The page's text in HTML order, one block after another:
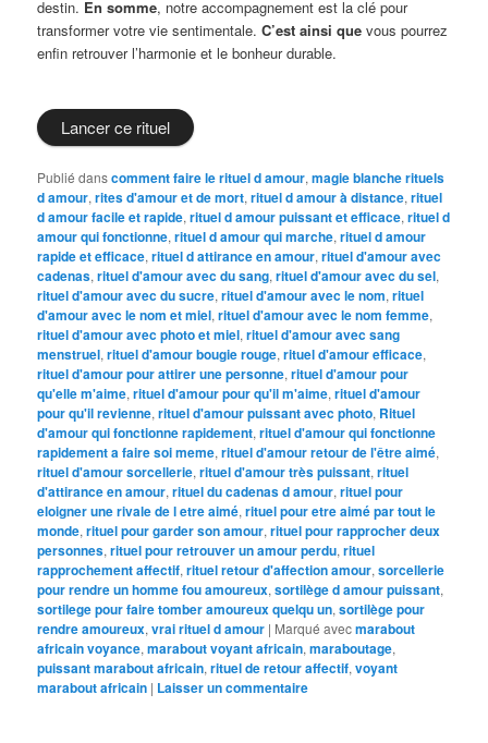
destin. En somme, notre accompagnement est la clé pour
transformer votre vie sentimentale.C’est ainsi que vous pourrez
enfin retrouver l’harmonie et le bonheur durable.
Lancer ce rituel
Publié danscomment faire le rituel d amour,magie blanche rituels
d amour,rites d'amour et de mort,rituel d amour à distance,rituel
d amour facile et rapide,rituel d amour puissant et efficace,rituel d
amour qui fonctionne,rituel d amour qui marche,rituel d amour
rapide et efficace,rituel d attirance en amour,rituel d'amour avec
cadenas,rituel d'amour avec du sang,rituel d'amour avec du sel,
rituel d'amour avec du sucre,rituel d'amour avec le nom,rituel
d'amour avec le nom et miel,rituel d'amour avec le nom femme,
rituel d'amour avec photo et miel,rituel d'amour avec sang
menstruel,rituel d'amour bougie rouge,rituel d'amour efficace,
rituel d'amour pour attirer une personne,rituel d'amour pour
qu'elle m'aime,rituel d'amour pour qu'il m'aime,rituel d'amour
pour qu'il revienne,rituel d'amour puissant avec photo, Rituel
d'amour qui fonctionne rapidement,rituel d'amour qui fonctionne
rapidement a faire soi meme,rituel d'amour retour de l'être aimé,
rituel d'amour sorcellerie,rituel d'amour très puissant,rituel
d'attirance en amour,rituel du cadenas d amour,rituel pour
eloigner une rivale de l etre aimé,rituel pour etre aimé par tout le
monde,rituel pour garder son amour,rituel pour rapprocher deux
personnes,rituel pour retrouver un amour perdu,rituel
rapprochement affectif,rituel retour d'affection amour,sorcellerie
pour rendre un homme fou amoureux,sortilège d amour puissant,
sortilege pour faire tomber amoureux quelqu un,sortilège pour
rendre amoureux,vrai rituel d amour | Marqué avecmarabout
africain voyance,marabout voyant africain,maraboutage,
puissant marabout africain,rituel de retour affectif,voyant
marabout africain | Laisser un commentaire